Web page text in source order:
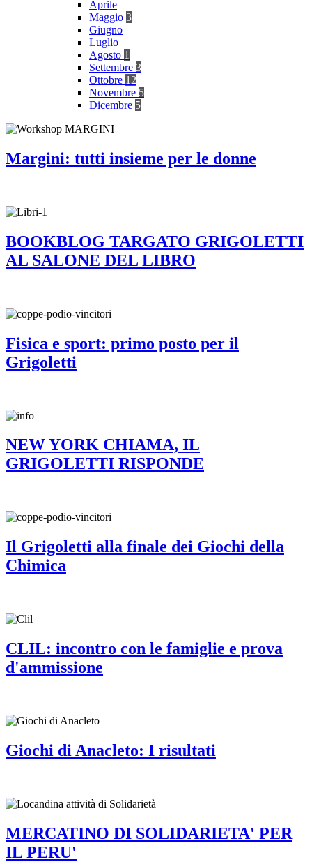
Aprile
Maggio 3
Giugno
Luglio
Agosto 1
Settembre 3
Ottobre 12
Novembre 5
Dicembre 5
Margini: tutti insieme per le donne
BOOKBLOG TARGATO GRIGOLETTI
AL SALONE DEL LIBRO
Fisica e sport: primo posto per il
Grigoletti
NEW YORK CHIAMA, IL
GRIGOLETTI RISPONDE
Il Grigoletti alla finale dei Giochi della
Chimica
CLIL: incontro con le famiglie e prova
d'ammissione
Giochi di Anacleto: I risultati
MERCATINO DI SOLIDARIETA' PER
IL PERU'